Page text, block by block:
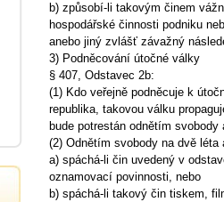
b) způsobí-li takovým činem
hospodářské činnosti podniku
anebo jiný zvlášť závažný
3) Podněcování útočné války
§ 407, Odstavec 2b:
(1) Kdo veřejně podněcuje k
republika, takovou válku
bude potrestán odnětím svobody
(2) Odnětím svobody na dvě
a) spáchá-li čin uvedený v
oznamovací povinnosti, nebo
b) spáchá-li takový čin tiskem,